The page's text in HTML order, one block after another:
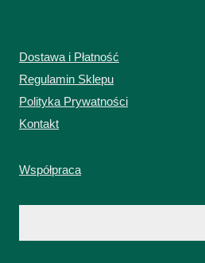
Dostawa i Płatność
Regulamin Sklepu
Polityka Prywatności
Kontakt
Współpraca